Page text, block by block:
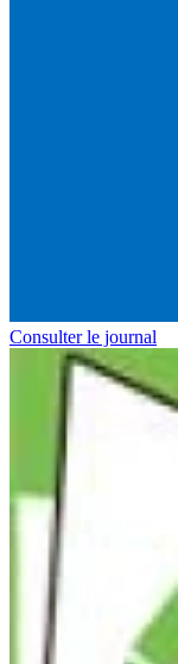
Consulter le journal